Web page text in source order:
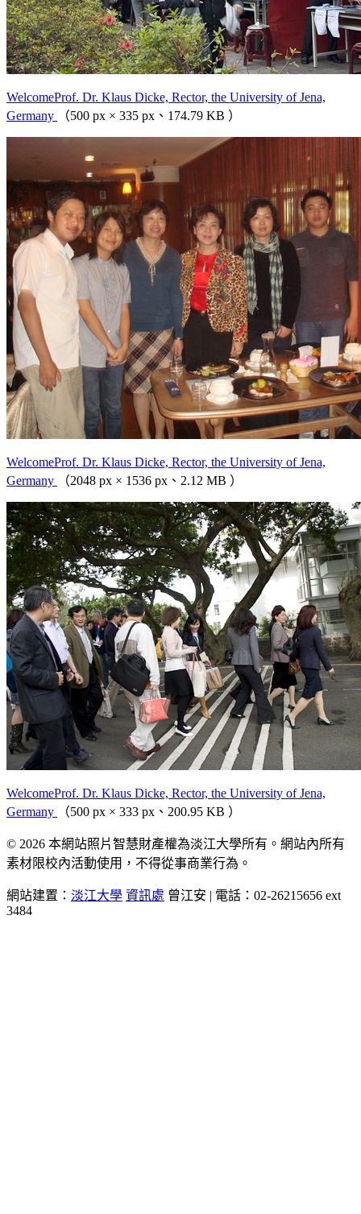
WelcomeProf. Dr. Klaus Dicke, Rector, the University of Jena,
Germany
（500 px × 335 px、174.79 KB ）
WelcomeProf. Dr. Klaus Dicke, Rector, the University of Jena,
Germany
（2048 px × 1536 px、2.12 MB ）
WelcomeProf. Dr. Klaus Dicke, Rector, the University of Jena,
Germany
（500 px × 333 px、200.95 KB ）
© 2026 本網站照片智慧財產權為淡江大學所有。網站內所有
素材限校內活動使用，不得從事商業行為。
網站建置： 淡江大學 資訊處 曾江安 | 電話：02-26215656 ext
3484